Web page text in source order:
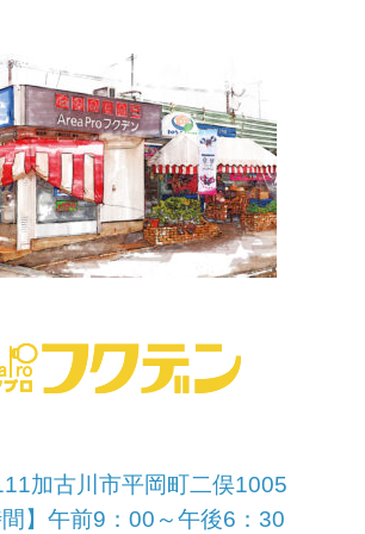
加古川市平岡町二俣1005
間】午前9：00～午後6：30